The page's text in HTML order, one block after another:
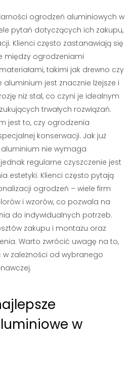
ogrodzeń aluminiowych w
pytań dotyczących ich zakupu,
Klienci często zastanawiają się
między ogrodzeniami
takimi jak drewno czy
aluminium jest znacznie lżejsze i
niż stal, co czyni je idealnym
trwałych rozwiązań.
jest to, czy ogrodzenia
konserwacji. Jak już
nie wymaga
regularne czyszczenie jest
estetyki. Klienci często pytają
ogrodzeń – wiele firm
i wzorów, co pozwala na
do indywidualnych potrzeb.
zakupu i montażu oraz
Warto zwrócić uwagę na to,
zależności od wybranego
w